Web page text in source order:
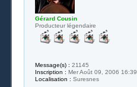
Gérard Cousin
Producteur légendaire
Message(s) : 21145
Inscription : Mer Août 09, 2006 16:39
Localisation : Suresnes